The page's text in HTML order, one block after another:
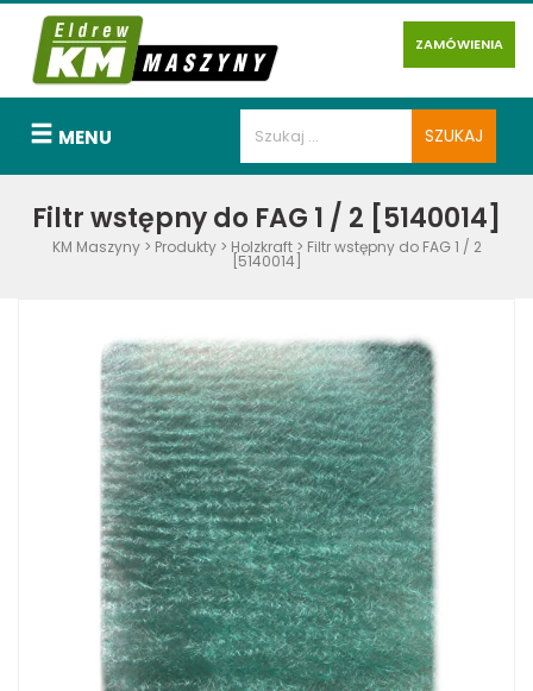
ZAMÓWIENIA
MENU
Filtr wstępny do FAG 1 / 2 [5140014]
KM Maszyny> Produkty> Holzkraft> Filtr wstępny do FAG 1 / 2
[5140014]